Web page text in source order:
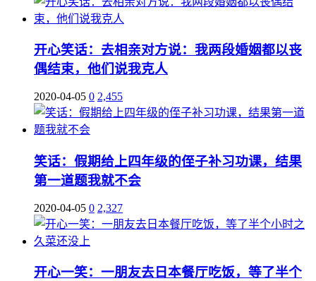
开心笑话：去相亲对方说：我两段婚姻都以丧
偶结束，他们说我克人
2020-04-05 0 2,455
笑话：假期给上四年级的侄子补习功课，结果
第一道题我就不会
2020-04-05 0 2,327
开心一笑：一朋友去日本餐厅吃饭，等了半个